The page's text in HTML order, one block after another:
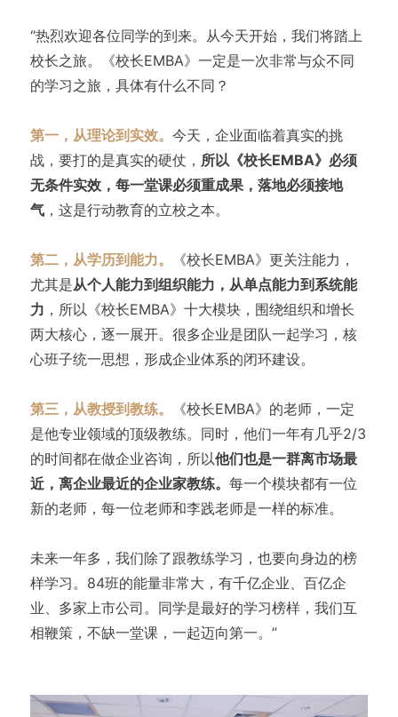
“热烈欢迎各位同学的到来。从今天开始，我们将踏上
校长之旅。《校长EMBA》一定是一次非常与众不同
的学习之旅，具体有什么不同？
第一，从理论到实效。 今天，企业面临着真实的挑
战，要打的是真实的硬仗， 所以《校长EMBA》必须
无条件实效，每一堂课必须重成果，落地必须接地
气，这是行动教育的立校之本。
第二，从学历到能力。
《校长EMBA》更关注能力，
尤其是从个人能力到组织能力，从单点能力到系统能
力 ，所以《校长EMBA》十大模块，围绕组织和增长
两大核心，逐一展开。很多企业是团队一起学习，核
心班子统一思想，形成企业体系的闭环建设。
第三，从教授到教练。
《校长EMBA》的老师，一定
是他专业领域的顶级教练。同时，他们一年有几乎2/3
的时间都在做企业咨询，所以他们也是一群离市场最
近，离企业最近的企业家教练。 每一个模块都有一位
新的老师，每一位老师和李践老师是一样的标准。
未来一年多，我们除了跟教练学习，也要向身边的榜
样学习。84班的能量非常大，有千亿企业、百亿企
业、多家上市公司。同学是最好的学习榜样，我们互
相鞭策，不缺一堂课，一起迈向第一。”